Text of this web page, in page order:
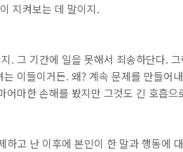
지켜보는 데 말이지.
. 그 기간에 일을 못해서 죄송하단다.
이들이거든. 왜? 계속 문제를 만들
어마한 손해를 봤지만 그것도 긴 호흡
하고 난 이후에 본인이 한 말과 행동에